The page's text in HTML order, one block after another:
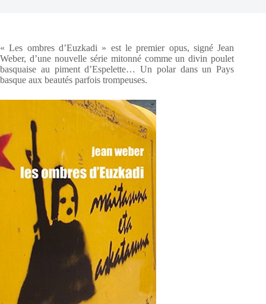
« Les ombres d’Euzkadi » est le premier opus, signé Jean
Weber, d’une nouvelle série mitonné comme un divin poulet
basquaise au piment d’Espelette… Un polar dans un Pays
basque aux beautés parfois trompeuses.